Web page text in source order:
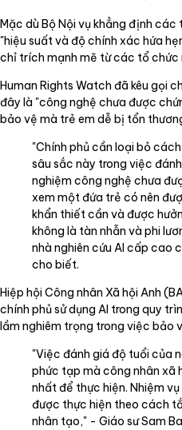
Mặc dù Bộ Nội vụ khẳng định
"hiệu suất và độ chính xác hứa
chỉ trích mạnh mẽ từ các tổ chức
Human Rights Watch đã kêu gọi
đây là "công nghệ chưa được
bảo vệ mà trẻ em dễ bị tổn
"Chính phủ cần loại bỏ
sâu sắc này trong việc
nghiệm công nghệ chưa
xem một đứa trẻ có nên
khẩn thiết cần và được
không là tàn nhẫn và phi
nhà nghiên cứu AI cấp cao
cho biết.
Hiệp hội Công nhân Xã hội Anh
chính phủ sử dụng AI trong quy
lầm nghiêm trọng trong việc bảo
"Việc đánh giá độ tuổi của
phức tạp mà công nhân xã
nhất để thực hiện. Nhiệm
được thực hiện theo cách
nhân tạo," - Giáo sư Sam